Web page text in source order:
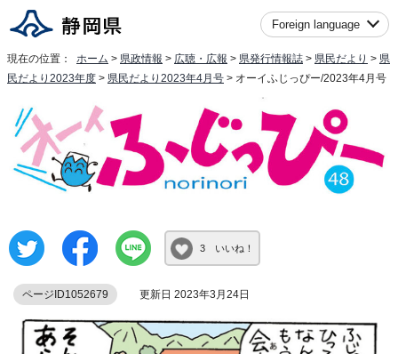
Foreign language
現在の位置： ホーム > 県政情報 > 広聴・広報 > 県発行情報誌 > 県民だより > 県
民だより2023年度 > 県民だより2023年4月号 > オーイふじっぴー/2023年4月号
3 いいね！
ページID1052679 更新日 2023年3月24日